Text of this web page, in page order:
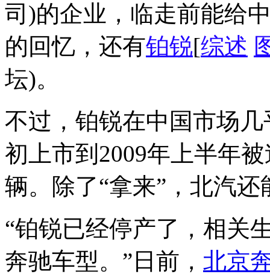
司)的企业，临走前能给
的回忆，还有铂锐[综述
坛)。
不过，铂锐在中国市场
初上市到2009年上半年
辆。除了“拿来”，北汽
“铂锐已经停产了，相关
奔驰车型。”日前， 北京